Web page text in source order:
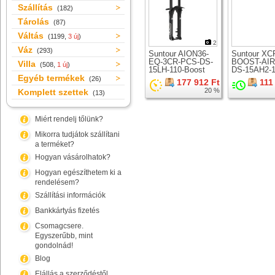
Szállítás (182)
Tárolás (87)
Váltás (1199, 3 új)
Váz (293)
Villa (508, 1 új)
Egyéb termékek (26)
Komplett szettek (13)
Miért rendelj tőlünk?
Mikorra tudjátok szállítani
a terméket?
Hogyan vásárolhatok?
Hogyan egészíthetem ki a
rendelésem?
Szállítási információk
Bankkártyás fizetés
Csomagcsere.
Egyszerűbb, mint
gondolnád!
Blog
2
Suntour AION36-
EQ-3CR-PCS-DS-
15LH-110-Boost
teleszkóp 29er
kerékhez177 912 Ft
20 %
Suntour
BOOST-
DS-15AH2-
teleszkóp
kerékhez